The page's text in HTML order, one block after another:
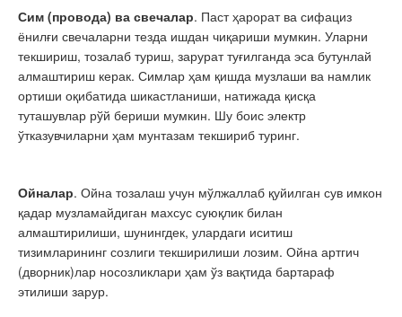
Сим (провода) ва свечалар. Паст ҳарорат ва сифациз
ёнилғи свечаларни тезда ишдан чиқариши мумкин. Уларни
текшириш, тозалаб туриш, зарурат туғилганда эса бутунлай
алмаштириш керак. Симлар ҳам қишда музлаши ва намлик
ортиши оқибатида шикастланиши, натижада қисқа
туташувлар рўй бериши мумкин. Шу боис электр
ўтказувчиларни ҳам мунтазам текшириб туринг.
Ойналар. Ойна тозалаш учун мўлжаллаб қуйилган сув имкон
қадар музламайдиган махсус суюқлик билан
алмаштирилиши, шунингдек, улардаги иситиш
тизимларининг созлиги текширилиши лозим. Ойна артгич
(дворник)лар носозликлари ҳам ўз вақтида бартараф
этилиши зарур.